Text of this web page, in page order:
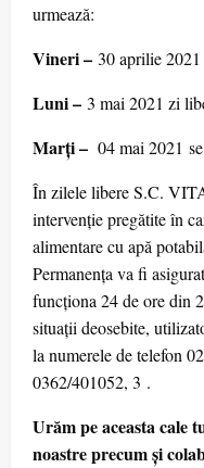
urmează:
Vineri – 30 aprilie
Luni – 3 mai 2021 zi
Marți – 04 mai 2021
În zilele libere S.C.
intervenție pregătite în
alimentare cu apă
Permanența va fi
funcționa 24 de ore din
situații deosebite,
la numerele de telefon
0362/401052, 3 .
Urăm pe aceasta
noastre precum și